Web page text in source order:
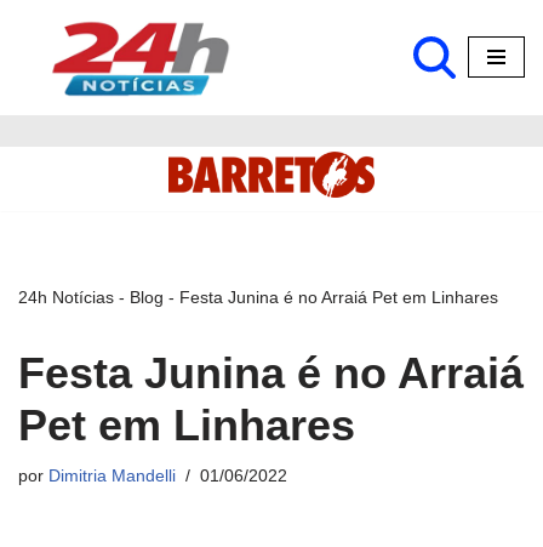
Pular
24h Notícias - Blog - Festa Junina é no Arraiá Pet em Linhares
Festa Junina é no Arraiá
Pet em Linhares
por Dimitria Mandelli 01/06/2022